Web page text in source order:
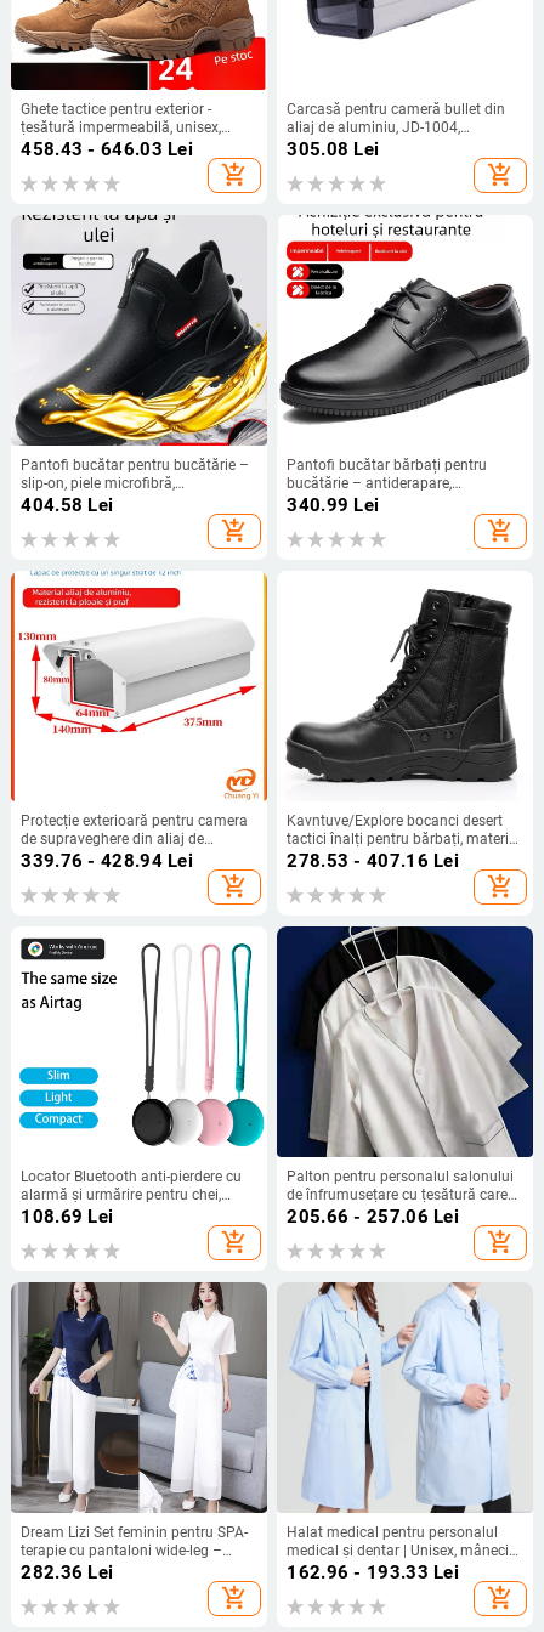
Ghete tactice pentru exterior -
țesătură impermeabilă, unisex,
adulți, potrivite pentru drumeții și
458.43 - 646.03 Lei
add_shopping_cart
Carcasă pentru cameră bullet din
aliaj de aluminiu, JD-1004,
diametrul maxim al cablului 12 cm,
305.08 Lei
add_shopping_cart
Pantofi bucătar pentru bucătărie –
slip-on, piele microfibră,
impermeabili, rezistenți la ulei,
404.58 Lei
add_shopping_cart
Pantofi bucătar bărbați pentru
bucătărie – antiderapare,
impermeabili, rezistenți la uzură,
340.99 Lei
add_shopping_cart
Protecție exterioară pentru camera
de supraveghere din aliaj de
aluminiu, carcasă pătrată;
accesorii: scut și capac pentru sferă
339.76 - 428.94Lei
add_shopping_cart
Kavntuve/Explore bocanci desert
tactici înalți pentru bărbați, material
nylon, pentru adulți, ideali pentru
278.53 - 407.16 Lei
add_shopping_cart
Locator Bluetooth anti-pierdere cu
alarmă și urmărire pentru chei,
portofel și telefon; carcasă din
plastic; greutate 30 g; purtare cu
șnur; poziționare Bluetooth
108.69 Lei
add_shopping_cart
Palton pentru personalul salonului
de înfrumusețare cu țesătură care
evacuează umezeala; 65% bumbac,
35% fibre altele; căptușeală 65%
bumbac; destinat femeilor; pentru
205.66 - 257.06 Lei
add_shopping_cart
Dream Lizi Set feminin pentru SPA-
terapie cu pantaloni wide-leg –
decolteu în V, mânecă jumătate,
lungime medie 65–80 cm, 90–95%
spandex cu fibre de acetat
282.36 Lei
add_shopping_cart
Halat medical pentru personalul
medical și dentar | Unisex, mâneci
lungi, guler în stil sacou, amestec
bumbac-poliester (rezistent la praf)
162.96 - 193.33 Lei
add_shopping_cart